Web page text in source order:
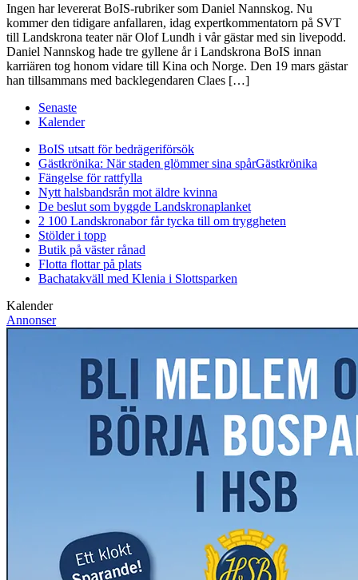
Ingen har levererat BoIS-rubriker som Daniel Nannskog. Nu
kommer den tidigare anfallaren, idag expertkommentatorn på SVT
till Landskrona teater när Olof Lundh i vår gästar med sin livepodd.
Daniel Nannskog hade tre gyllene år i Landskrona BoIS innan
karriären tog honom vidare till Kina och Norge. Den 19 mars gästar
han tillsammans med backlegendaren Claes […]
Senaste
Kalender
BoIS utsatt för bedrägeriförsök
Gästkrönika: När staden glömmer sina spårGästkrönika
Fängelse för rattfylla
Nytt halsbandsrån mot äldre kvinna
De beslut som byggde Landskronaplanket
2 100 Landskronabor får tycka till om tryggheten
Stölder i topp
Butik på väster rånad
Flotta flottar på plats
Bachatakväll med Klenia i Slottsparken
Kalender
Annonser